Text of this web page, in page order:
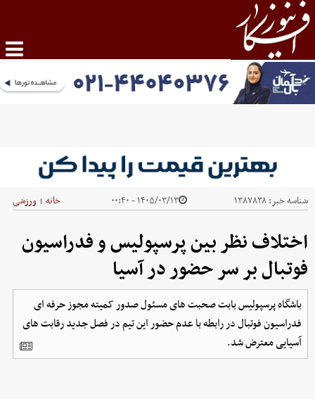
شناسه خبر:۱۳۸۷۸۳۸ ۱۴۰۵/۰۳/۱۳ - ۰۰:۴۰ خانه | ورزشی
اختلاف نظر بین پرسپولیس و فدراسیون
فوتبال بر سر حضور در آسیا
باشگاه پرسپولیس بابت صحبت های مسئول صدور کمیته مجوز حرفه ای
فدراسیون فوتبال در رابطه با عدم حضور این تیم در فصل جدید رقابت های
آسیایی معترض شد.